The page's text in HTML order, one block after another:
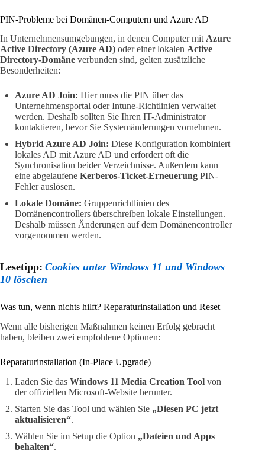
PIN-Probleme bei Domänen-Computern und Azure AD
In Unternehmensumgebungen, in denen Computer mitAzure
Active Directory (Azure AD) oder einer lokalen Active
Directory-Domäne verbunden sind, gelten zusätzliche
Besonderheiten:
Azure AD Join: Hier muss die PIN über das
Unternehmensportal oder Intune-Richtlinien verwaltet
werden. Deshalb sollten Sie Ihren IT-Administrator
kontaktieren, bevor Sie Systemänderungen vornehmen.
Hybrid Azure AD Join: Diese Konfiguration kombiniert
lokales AD mit Azure AD und erfordert oft die
Synchronisation beider Verzeichnisse. Außerdem kann
eine abgelaufene Kerberos-Ticket-Erneuerung PIN-
Fehler auslösen.
Lokale Domäne: Gruppenrichtlinien des
Domänencontrollers überschreiben lokale Einstellungen.
Deshalb müssen Änderungen auf dem Domänencontroller
vorgenommen werden.
Lesetipp: Cookies unter Windows 11 und Windows
10 löschen
Was tun, wenn nichts hilft? Reparaturinstallation und Reset
Wenn alle bisherigen Maßnahmen keinen Erfolg gebracht
haben, bleiben zwei empfohlene Optionen:
Reparaturinstallation (In-Place Upgrade)
Laden Sie das Windows 11 Media Creation Tool von
der offiziellen Microsoft-Website herunter.
Starten Sie das Tool und wählen Sie „Diesen PC jetzt
aktualisieren“.
Wählen Sie im Setup die Option „Dateien und Apps
behalten“.